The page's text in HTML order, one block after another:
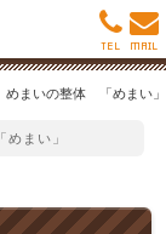
めまいの整体 「めまい」
まい」
MAIL
TEL